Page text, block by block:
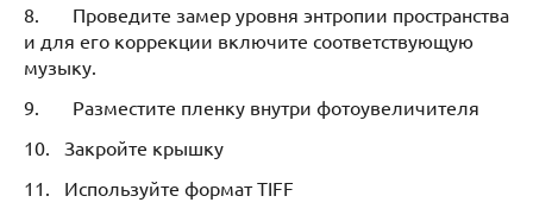
8. Проведите замер уровня энтропии пространства
и для его коррекции включите соответствующую
музыку.
9. Разместите пленку внутри фотоувеличителя
10. Закройте крышку
11. Используйте формат TIFF